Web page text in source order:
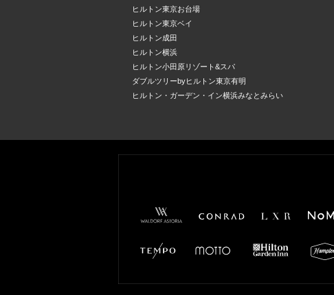
ヒルトン東京お台場
ヒルトン東京ベイ
ヒルトン成田
ヒルトン横浜
ヒルトン小田原リゾート&スパ
ダブルツリーbyヒルトン東京有明
ヒルトン・ガーデン・イン横浜みなとみらい
Astoria
Hotels &
Hotels &
Resorts
Garden
Inn
by
Hilton